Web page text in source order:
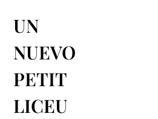
UN
NUEVO
PETIT
LICEU